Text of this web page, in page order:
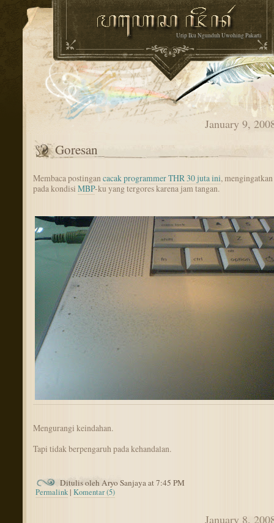
Urip Iku Ngunduh Uwohing Pakarti
January 9,
Goresan
Membaca postingancacak programmer THR 30 juta ini,
pada kondisi MBP-ku yang tergores karena jam tangan.
Mengurangi keindahan.
Tapi tidak berpengaruh pada kehandalan.
Ditulis oleh Aryo Sanjaya at 7:45 PM
Permalink |Komentar (5)
January 8,